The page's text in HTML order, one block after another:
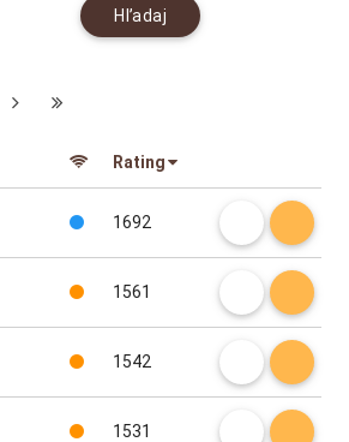
Hľadaj
Rating
1692
1561
1542
1531